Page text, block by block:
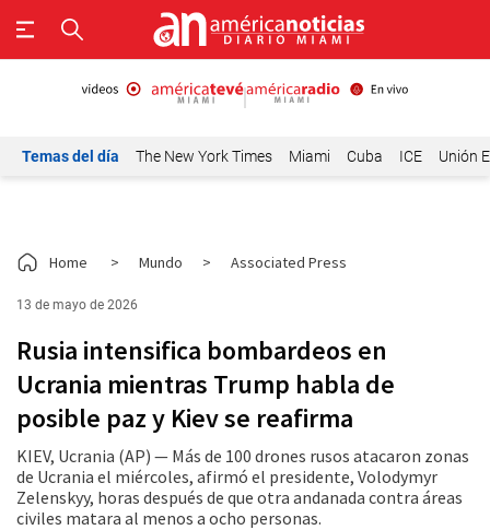
Temas del día The New York Times Miami Cuba ICE Unión
Home > Mundo > Associated Press
13 de mayo de 2026
Rusia intensifica bombardeos en
Ucrania mientras Trump habla de
posible paz y Kiev se reafirma
KIEV, Ucrania (AP) — Más de 100 drones rusos atacaron zonas
de Ucrania el miércoles, afirmó el presidente, Volodymyr
Zelenskyy, horas después de que otra andanada contra áreas
civiles matara al menos a ocho personas.